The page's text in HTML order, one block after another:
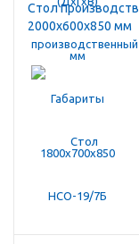
Стол
2000х600х850 мм